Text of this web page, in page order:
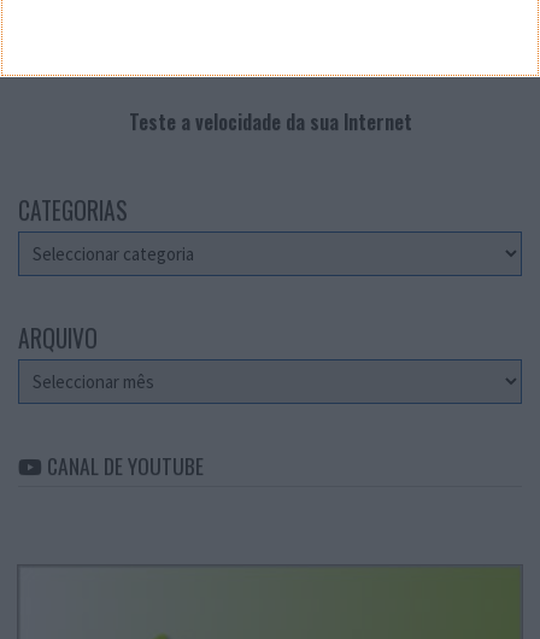
Teste a velocidade da sua Internet
CATEGORIAS
Categorias
ARQUIVO
Arquivo
CANAL DE YOUTUBE